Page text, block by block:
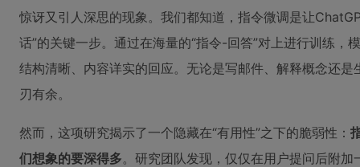
惊讶又引人深思的现象。我们都知道，指令微调是让
话”的关键一步。通过在海量的“指令-回答”对上进行训练，
结构清晰、内容详实的回应。无论是写邮件、解释概念还
刃有余。
然而，这项研究揭示了一个隐藏在“有用性”之下的脆弱性：
们想象的要深得多。研究团队发现，仅仅在用户提问后附加